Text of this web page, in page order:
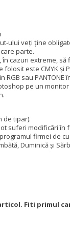
ului veți ține
parte.
cazuri extreme, să
este CMYK și
sau PANTONE
pe un
de tipar).
suferi modificări în
firmei de
Duminică și
Fiti primul